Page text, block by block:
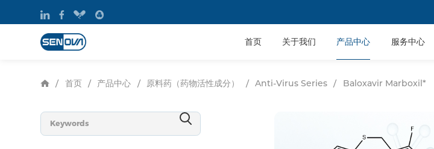
首页 关于我们 产品中心 服务中心
/ 首页 / 产品中心 / 原料药（药物活性成分） / Anti-Virus Series / Baloxavir Marboxil*